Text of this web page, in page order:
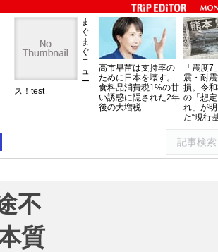
ま
ぐ
ま
ぐ
ニ
ュ
ー
ス！test
高市早苗は支持率の
ために日本を壊す。
食料品消費税1%の甘
い誘惑に隠された2年
後の大増税
「震度
震・耐
損。令
の「想
れ」が
た“現行
不
質